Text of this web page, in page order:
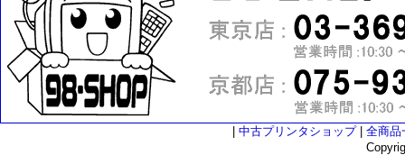
中古プリンタショップ| 全商品